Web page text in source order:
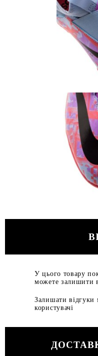
У цього товару
можете залишити
Залишати відгуки
користувачі